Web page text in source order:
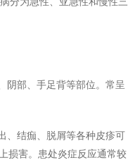
部、手足背等部位。常呈
结痂、脱屑等各种皮疹可
损害。患处炎症反应通常较